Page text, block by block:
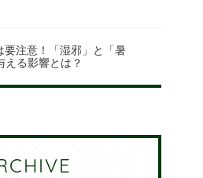
要注意！「湿邪」と「暑
える影響とは？